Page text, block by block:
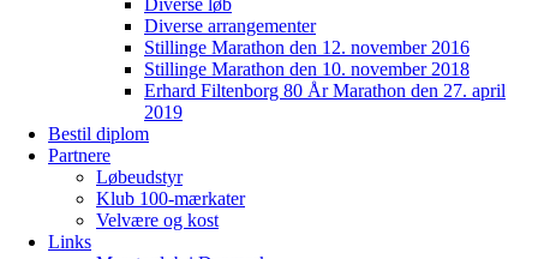
Diverse løb
Diverse arrangementer
Stillinge Marathon den 12. november 2016
Stillinge Marathon den 10. november 2018
Erhard Filtenborg 80 År Marathon den 27. april
2019
Bestil diplom
Partnere
Løbeudstyr
Klub 100-mærkater
Velvære og kost
Links